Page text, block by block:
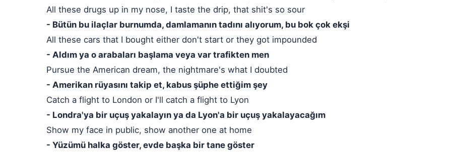
All these drugs up in my nose, I taste the drip, that shit's so sour
- Bütün bu ilaçlar burnumda, damlamanın tadını alıyorum, bu bok çok ekşi
All these cars that I bought either don't start or they got impounded
- Aldım ya o arabaları başlama veya var trafikten men
Pursue the American dream, the nightmare's what I doubted
- Amerikan rüyasını takip et, kabus şüphe ettiğim şey
Catch a flight to London or I'll catch a flight to Lyon
- Londra'ya bir uçuş yakalayın ya da Lyon'a bir uçuş yakalayacağım
Show my face in public, show another one at home
- Yüzümü halka göster, evde başka bir tane göster